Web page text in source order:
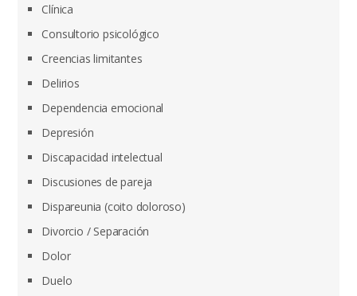
Clínica
Consultorio psicológico
Creencias limitantes
Delirios
Dependencia emocional
Depresión
Discapacidad intelectual
Discusiones de pareja
Dispareunia (coito doloroso)
Divorcio / Separación
Dolor
Duelo